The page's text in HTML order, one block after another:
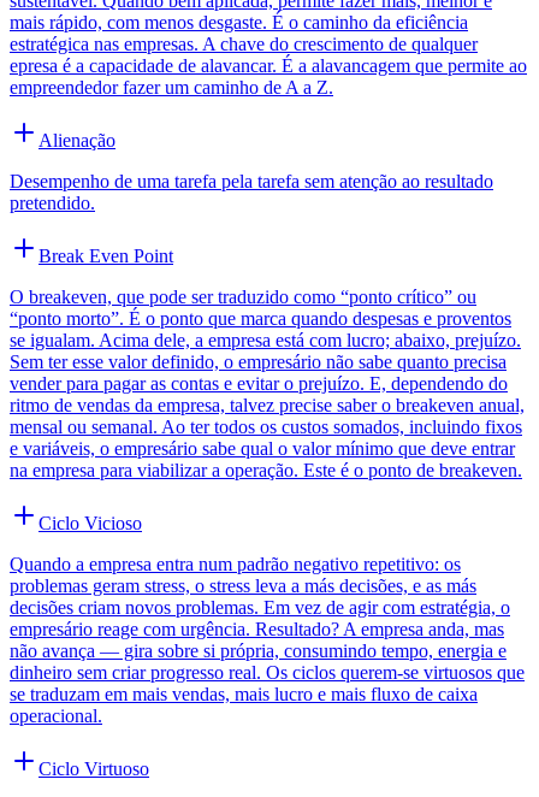
mais rápido, com menos desgaste. É o caminho da eficiência
estratégica nas empresas. A chave do crescimento de qualquer
epresa é a capacidade de alavancar. É a alavancagem que permite ao
empreendedor fazer um caminho de A a Z.
Alienação
Desempenho de uma tarefa pela tarefa sem atenção ao resultado
pretendido.
Break Even Point
O breakeven, que pode ser traduzido como “ponto crítico” ou
“ponto morto”. É o ponto que marca quando despesas e proventos
se igualam. Acima dele, a empresa está com lucro; abaixo, prejuízo.
Sem ter esse valor definido, o empresário não sabe quanto precisa
vender para pagar as contas e evitar o prejuízo. E, dependendo do
ritmo de vendas da empresa, talvez precise saber o breakeven anual,
mensal ou semanal. Ao ter todos os custos somados, incluindo fixos
e variáveis, o empresário sabe qual o valor mínimo que deve entrar
na empresa para viabilizar a operação. Este é o ponto de breakeven.
Ciclo Vicioso
Quando a empresa entra num padrão negativo repetitivo: os
problemas geram stress, o stress leva a más decisões, e as más
decisões criam novos problemas. Em vez de agir com estratégia, o
empresário reage com urgência. Resultado? A empresa anda, mas
não avança — gira sobre si própria, consumindo tempo, energia e
dinheiro sem criar progresso real. Os ciclos querem-se virtuosos que
se traduzam em mais vendas, mais lucro e mais fluxo de caixa
operacional.
Ciclo Virtuoso